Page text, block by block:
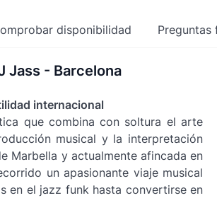
disponibilidad Preguntas
Jass - Barcelona
internacional
que combina con soltura el arte
musical y la interpretación
Marbella y actualmente afincada en
un apasionante viaje musical
en el jazz funk hasta convertirse en